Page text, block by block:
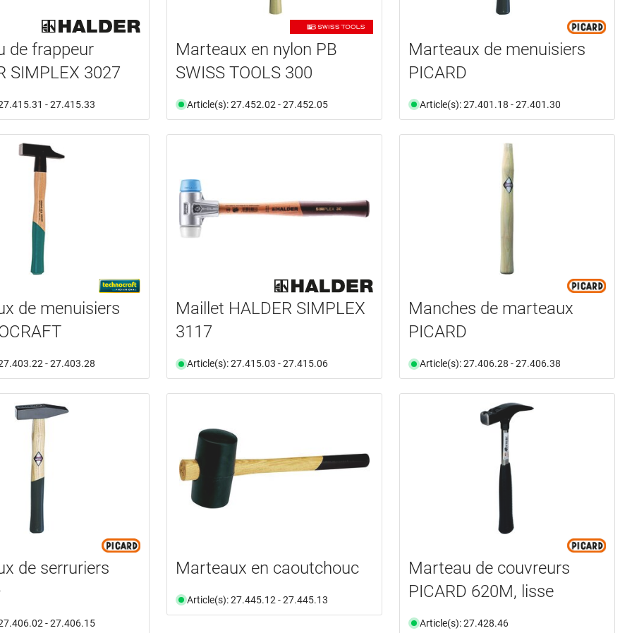
de frappeur
SIM­PLEX 3027
- 27.415.33
Marteaux en nylon PB
SWISS TOOLS 300
Article(s): 27.452.02 - 27.452.05
Marteaux de menuisiers
PICARD
Article(s): 27.401.18 - 27.401.30
de menuisiers
- 27.403.28
Maillet HALDER SIMPLEX
3117
Article(s): 27.415.03 - 27.415.06
Manches de marteaux
PICARD
Article(s): 27.406.28 - 27.406.38
de serruriers
- 27.406.15
Marteaux en caoutchouc
Article(s): 27.445.12 - 27.445.13
Marteau de couvreurs
PICARD 620M, lisse
Article(s): 27.428.46